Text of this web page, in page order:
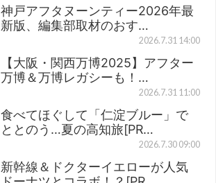
神戸アフタヌーンティー2026年最
新版、編集部取材のおす…
2026.7.31 14:00
【大阪・関西万博2025】アフター
万博＆万博レガシーも！…
2026.7.31 11:00
食べてほぐして「仁淀ブルー」で
ととのう…夏の高知旅[PR…
2026.7.30 09:00
新幹線＆ドクターイエローが人気